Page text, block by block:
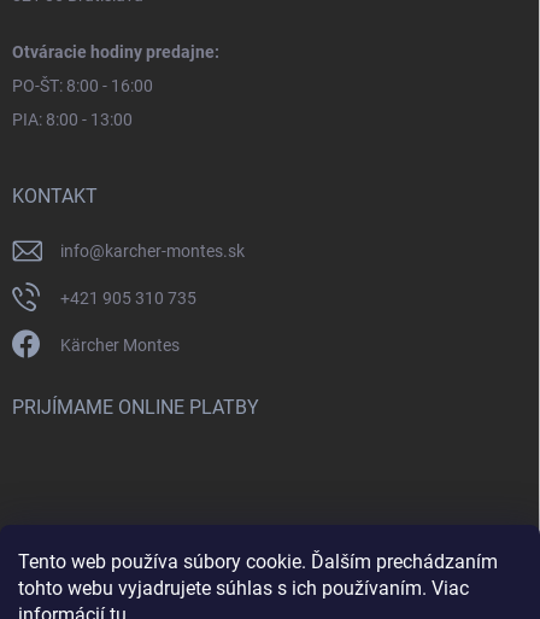
Tento web používa súbory cookie. Ďalším prechádzaním
tohto webu vyjadrujete súhlas s ich používaním. Viac
Otváracie hodiny predajne:
PO-ŠT: 8:00 - 16:00
PIA: 8:00 - 13:00
KONTAKT
info@karcher-montes.sk
+421 905 310 735
Kärcher Montes
PRIJÍMAME ONLINE PLATBY
Nenašli ste čo ste hľadali? Máte záujem o inú značku? Skúste
navštíviť aj našu stránku Montclean.sk